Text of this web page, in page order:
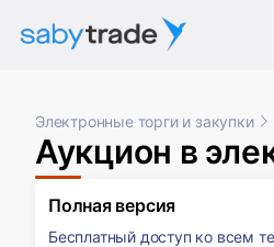
Электронные торги и закупки
Аукцион в электронной форме, участниками которого могут быть только субъекты малого и среднего
Полная версия
Бесплатный доступ ко всем